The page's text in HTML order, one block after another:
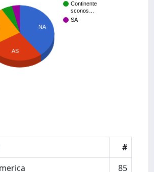
Continente
sconos…
SA
NA
AS
#
85